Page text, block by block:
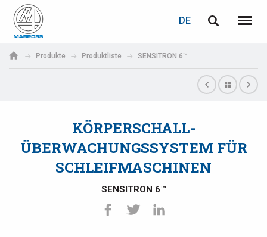
S.p.A.
DE
Menü
Produkte Produktliste SENSITRON 6™
KÖRPERSCHALL-
ÜBERWACHUNGSSYSTEM FÜR
SCHLEIFMASCHINEN
SENSITRON 6™
Deutsch
Español
日本語 (Japanese)
中文 (Chinese)
LOGIN
Passwort